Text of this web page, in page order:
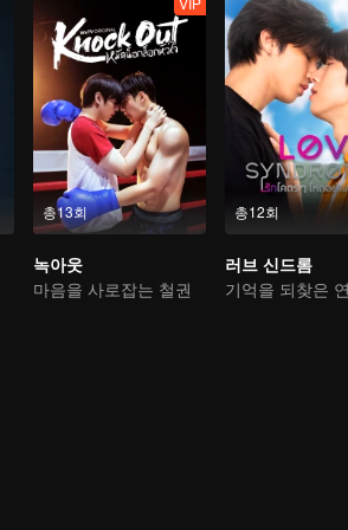
총13회
녹아웃
마음을 사로잡는 철권
총12회
러브 신드롬
기억을 되찾은